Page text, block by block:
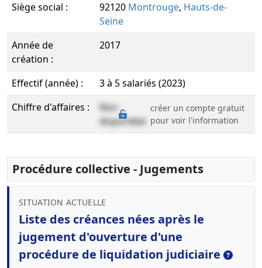
Siège social :
92120 Montrouge, Hauts-de-
Seine
Année de
création :
2017
Effectif (année) :
3 à 5 salariés (2023)
Chiffre d'affaires :
Non
disponible
créer un compte gratuit
pour voir l'information
Procédure collective - Jugements
SITUATION ACTUELLE
Liste des créances nées après le
jugement d'ouverture d'une
procédure de liquidation judiciaire